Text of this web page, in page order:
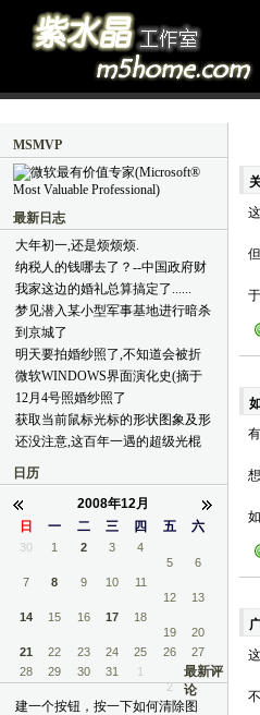
MSMVP
最新日志
大年初一,还是烦烦烦.
纳税人的钱哪去了？--中国政府财
政支出简明教程(摘于好友BLOG)
我家这边的婚礼总算搞定了......
梦见潜入某小型军事基地进行暗杀
到京城了
明天要拍婚纱照了,不知道会被折
腾成什么样子
微软WINDOWS界面演化史(摘于
网络)
12月4号照婚纱照了
获取当前鼠标光标的形状图象及形
状代码(VB6.0代码)
还没注意,这百年一遇的超级光棍
日历
2008年12月
日
一 二 三 四 五 六
30 1 2 3
4
5
6
7
8 9 10
11
12
13
14
15 16 17
18
19
20
21
22 23 24 25 26
27
28
29 30 31
1
2
最新评
论
建一个按钮，按一下如何清除图